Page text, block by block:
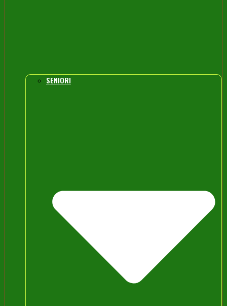
SENIORI